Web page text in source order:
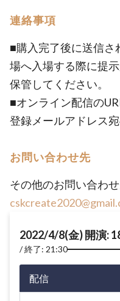
連絡事項
■購入完了後に送信さ
場へ入場する際に提
保管してください。
■オンライン配信の
登録メールアドレス宛
お問い合わせ先
その他のお問い合わせ
2022/4/8(金) 開演:
終了: 21:30
配信